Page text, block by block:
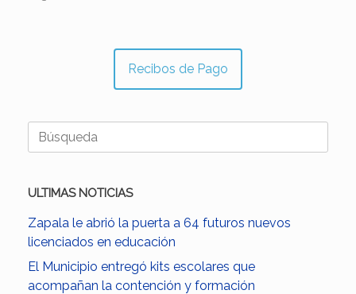
Recibos de Pago
Buscar:
ULTIMAS NOTICIAS
Zapala le abrió la puerta a 64 futuros nuevos
licenciados en educación
El Municipio entregó kits escolares que
acompañan la contención y formación